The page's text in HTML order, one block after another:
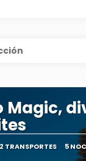
Magic,
2 TRANSPORTES 5